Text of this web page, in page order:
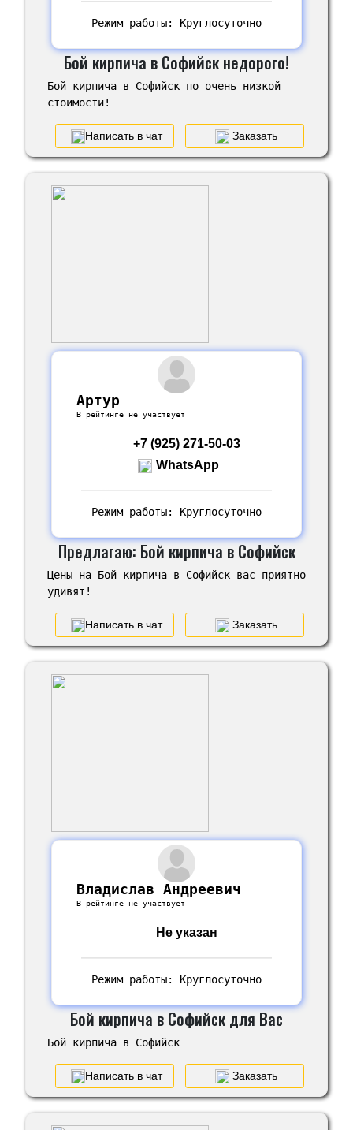
Режим работы: Круглосуточно
Бой кирпича в Софийск недорого!
Бой кирпича в Софийск по очень низкой
стоимости!
Написать в чат Заказать
Артур
В рейтинге не участвует
+7 (925) 271-50-03
WhatsApp
Режим работы: Круглосуточно
Предлагаю: Бой кирпича в Софийск
Цены на Бой кирпича в Софийск вас приятно
удивят!
Написать в чат Заказать
Владислав Андреевич
В рейтинге не участвует
Не указан
Режим работы: Круглосуточно
Бой кирпича в Софийск для Вас
Бой кирпича в Софийск
Написать в чат Заказать